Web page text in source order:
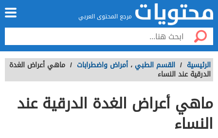
مرجع المحتوى العربي
الرئيسية / القسم الطبي ، أمراض واضطرابات / ماهي أعراض الغدة
الدرقية عند النساء
ماهي أعراض الغدة الدرقية عند
النساء